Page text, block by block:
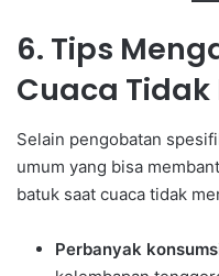
6. Tips
Cuaca
Selain pengobatan
umum yang bisa
batuk saat cuaca tidak
Perbanyak